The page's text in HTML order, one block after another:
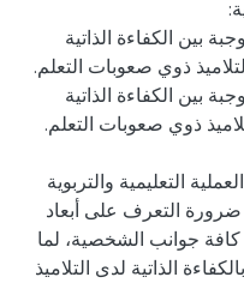
بين الكفاءة الذاتية
بين الكفاءة الذاتية
التعليمية والتربوية
ضرورة التعرف على أبعاد
جوانب الشخصية، لما
الذاتية لدى التلاميذ